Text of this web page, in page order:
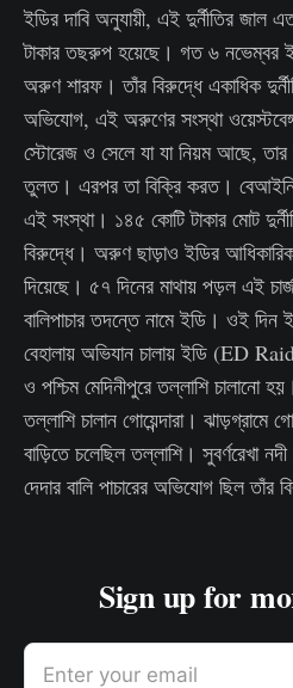
ইডির দাবি অনুযায়ী, এই দুর্নীতির জাল
টাকার তছরুপ হয়েছে। গত ৬ নভেম্বর
অরুণ শারফ। তাঁর বিরুদ্ধে একাধিক
অভিযোগ, এই অরুণের সংস্থা ওয়েস্টবেঙ্গল
স্টোরেজ ও সেলে যা যা নিয়ম আছে, তার
তুলত। এরপর তা বিক্রি করত।
এই সংস্থা। ১৪৫ কোটি টাকার মোট
বিরুদ্ধে। অরুণ ছাড়াও ইডির
দিয়েছে। ৫৭ দিনের মাথায় পড়ল এই
বালিপাচার তদন্তে নামে ইডি। ওই
বেহালায় অভিযান চালায় ইডি (ED
ও পশ্চিম মেদিনীপুরে তল্লাশি চালানো
তল্লাশি চালান গোয়েন্দারা।
বাড়িতে চলেছিল তল্লাশি। সুবর্ণরেখা
দেদার বালি পাচারের অভিযোগ ছিল তাঁর
Sign up for
Enter your email